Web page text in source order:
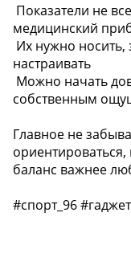
Показатели не
медицинский
Их нужно носить,
настраивать
Можно начать
собственным
Главное не
баланс важнее
#спорт_96